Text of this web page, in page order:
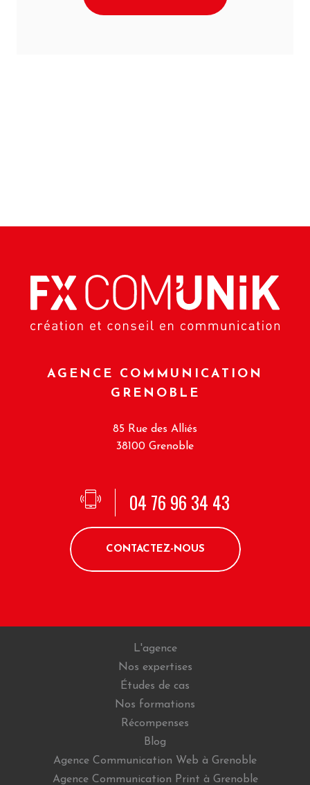
AGENCE COMMUNICATION
GRENOBLE
85 Rue des Alliés
38100 Grenoble
04 76 96 34 43
CONTACTEZ-NOUS
L'agence
Nos expertises
Études de cas
Nos formations
Récompenses
Blog
Agence Communication Web à Grenoble
Agence Communication Print à Grenoble